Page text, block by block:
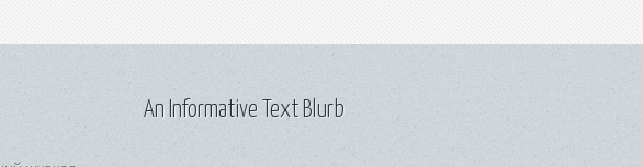
An Informative Text Blurb